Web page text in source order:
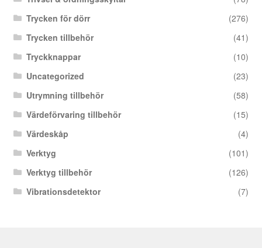
Trycken för dörr
(276)
Trycken tillbehör
(41)
Tryckknappar
(10)
Uncategorized
(23)
Utrymning tillbehör
(58)
Värdeförvaring tillbehör
(15)
Värdeskåp
(4)
Verktyg
(101)
Verktyg tillbehör
(126)
Vibrationsdetektor
(7)